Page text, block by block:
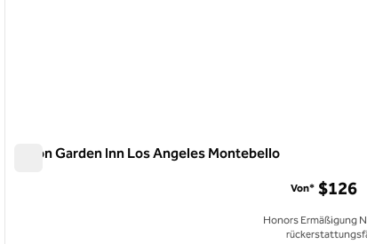
Hilton Garden Inn Los Angeles Montebello
Von* $126
Honors Ermäßigung